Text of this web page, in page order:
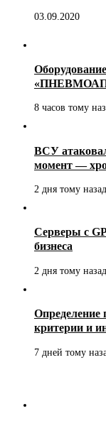
03.09.2020
8 часов тому
ВСУ
момент —
2 дня тому назад
Серверы с
бизнеса
2 дня тому назад
критерии и
7 дней тому